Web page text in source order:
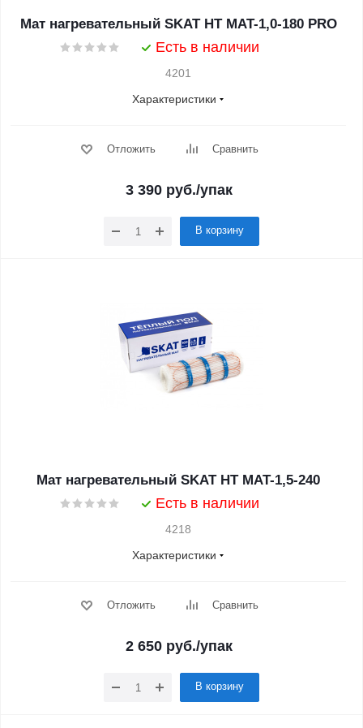
Мат нагревательный SKAT HT MAT-1,0-180 PRO
Есть в наличии
4201
Характеристики
Отложить Сравнить
3 390руб./упак
В корзину
Мат нагревательный SKAT HT MAT-1,5-240
Есть в наличии
4218
Характеристики
Отложить Сравнить
2 650руб./упак
В корзину